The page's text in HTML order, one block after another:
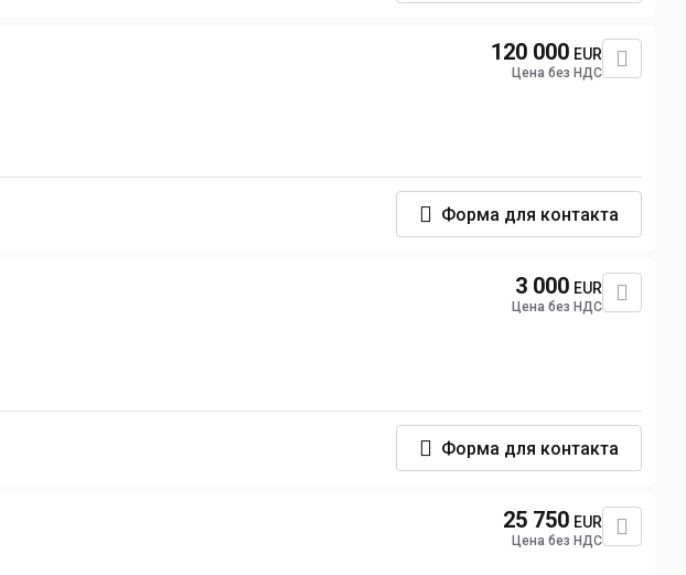
120 000 EUR
Цена без НДС
Форма для контакта
3 000 EUR
Цена без НДС
Форма для контакта
25 750 EUR
Цена без НДС